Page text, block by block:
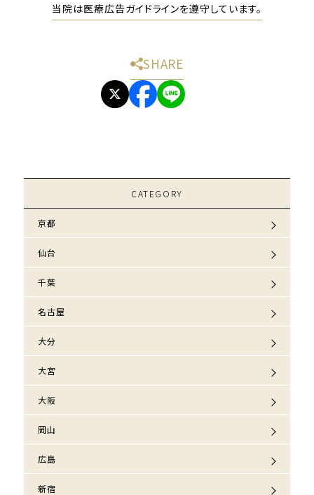
当院は医療広告ガイドラインを遵守しています。
SHARE
CATEGORY
京都
仙台
千葉
名古屋
大分
大宮
大阪
岡山
広島
新宿